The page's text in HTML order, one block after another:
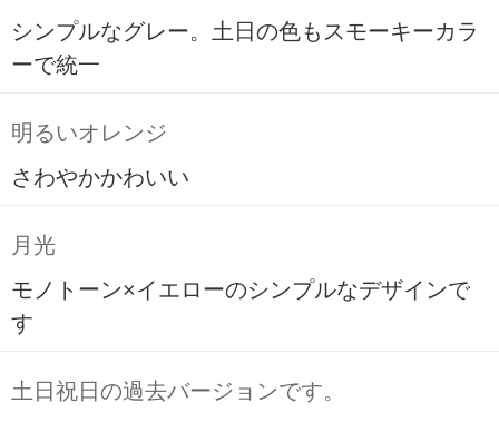
シンプルなグレー。土日の色もスモーキーカラ
ーで統一
明るいオレンジ
さわやかかわいい
月光
モノトーン×イエローのシンプルなデザインで
す
土日祝日の過去バージョンです。